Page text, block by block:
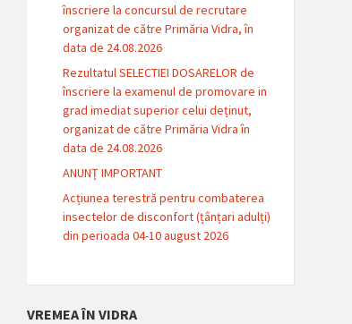
înscriere la concursul de recrutare
organizat de către Primăria Vidra, în
data de 24.08.2026
Rezultatul SELECTIEI DOSARELOR de
înscriere la examenul de promovare in
grad imediat superior celui deținut,
organizat de către Primăria Vidra în
data de 24.08.2026
ANUNȚ IMPORTANT
Acțiunea terestră pentru combaterea
insectelor de disconfort (țânțari adulți)
din perioada 04-10 august 2026
VREMEA ÎN VIDRA